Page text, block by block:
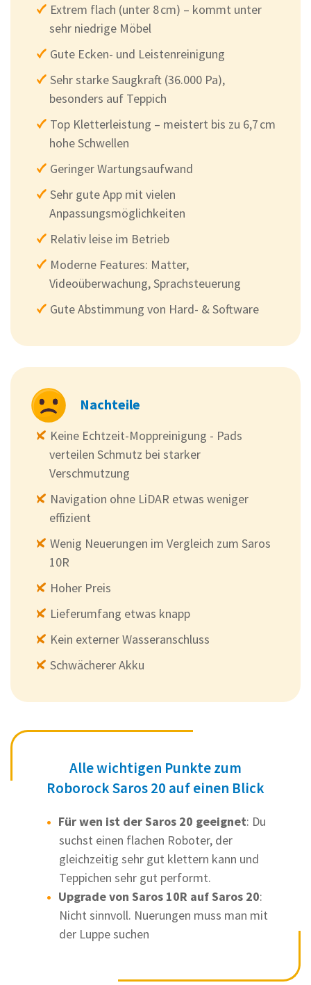
Extrem flach (unter 8 cm) – kommt unter
sehr niedrige Möbel
Gute Ecken- und Leistenreinigung
Sehr starke Saugkraft (36.000 Pa),
besonders auf Teppich
Top Kletterleistung – meistert bis zu 6,7 cm
hohe Schwellen
Geringer Wartungsaufwand
Sehr gute App mit vielen
Anpassungsmöglichkeiten
Relativ leise im Betrieb
Moderne Features: Matter,
Videoüberwachung, Sprachsteuerung
Gute Abstimmung von Hard- & Software
Nachteile
Keine Echtzeit-Moppreinigung - Pads
verteilen Schmutz bei starker
Verschmutzung
Navigation ohne LiDAR etwas weniger
effizient
Wenig Neuerungen im Vergleich zum Saros
10R
Hoher Preis
Lieferumfang etwas knapp
Kein externer Wasseranschluss
Schwächerer Akku
Alle wichtigen Punkte zum
Roborock Saros 20 auf einen Blick
Für wen ist der Saros 20 geeignet: Du
suchst einen flachen Roboter, der
gleichzeitig sehr gut klettern kann und
Teppichen sehr gut performt.
Upgrade von Saros 10R auf Saros 20:
Nicht sinnvoll. Nuerungen muss man mit
der Luppe suchen